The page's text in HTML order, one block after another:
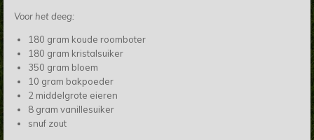
Voor het deeg:
180 gram koude roomboter
180 gram kristalsuiker
350 gram bloem
10 gram bakpoeder
2 middelgrote eieren
8 gram vanillesuiker
snuf zout